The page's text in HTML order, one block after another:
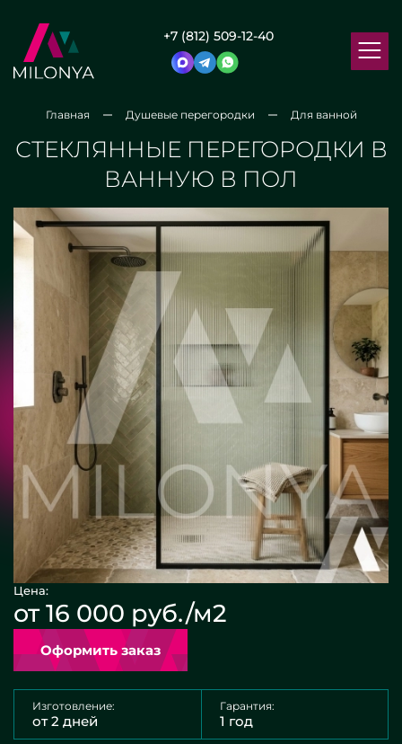
+7 (812) 509-12-40
Главная Душевые перегородки Для ванной
СТЕКЛЯННЫЕ ПЕРЕГОРОДКИ В
ВАННУЮ В ПОЛ
Цена:
от 16 000 руб./м2
Оформить заказ
Изготовление:
от 2 дней
Гарантия:
1 год